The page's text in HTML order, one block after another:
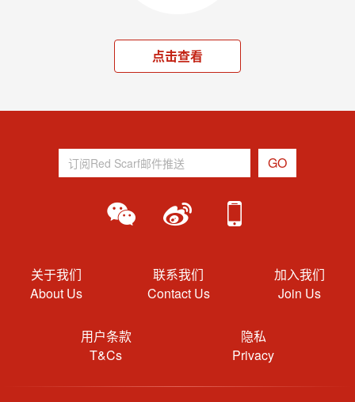
点击查看
关于我们
About Us
联系我们
Contact Us
加入我们
Join Us
用户条款
T&Cs
隐私
Privacy